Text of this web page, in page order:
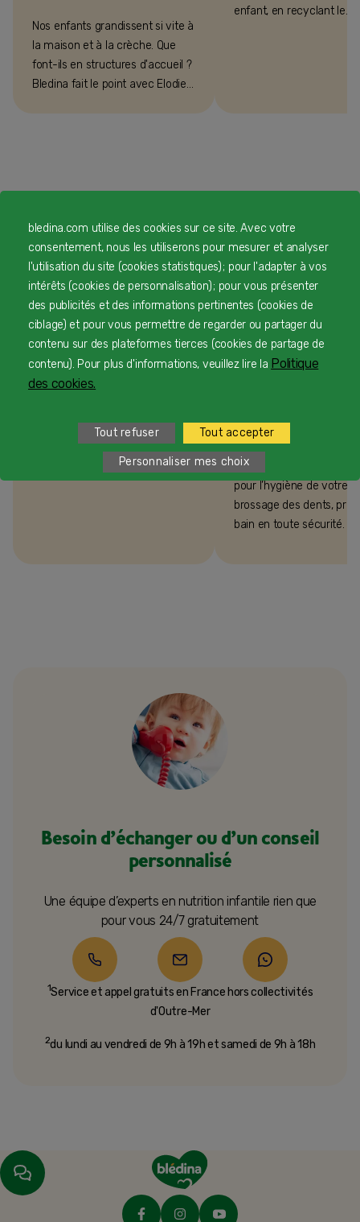
Nos enfants grandissent si vite à
la maison et à la crèche. Que
font-ils en structures d'accueil ?
Bledina fait le point avec Elodie
enfant, en recyclant le
Pour vous accompagner
Bébé et sommeil
Hygiène de bébé
Découvrez tous nos
pour l’hygiène de votre
brossage des dents,
bain en toute sécurité.
Besoin d’échanger ou d’un conseil
personnalisé
Une équipe d’experts en nutrition infantile rien que
pour vous 24/7 gratuitement
1Service et appel gratuits en France hors collectivités
d'Outre-Mer​
2du lundi au vendredi de 9h à 19h et samedi de 9h à 18h
bledina.com utilise des cookies sur ce site. Avec votre
consentement, nous les utiliserons pour mesurer et analyser
l'utilisation du site (cookies statistiques) ; pour l'adapter à vos
intérêts (cookies de personnalisation) ; pour vous présenter
des publicités et des informations pertinentes (cookies de
ciblage) et pour vous permettre de regarder ou partager du
contenu sur des plateformes tierces (cookies de partage de
contenu). Pour plus d'informations, veuillez lire la Politique
des cookies.
Tout refuser Tout accepter
Personnaliser mes choix